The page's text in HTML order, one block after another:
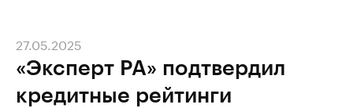
«Эксперт РА» подтвердил
кредитные рейтинги
27.05.2025